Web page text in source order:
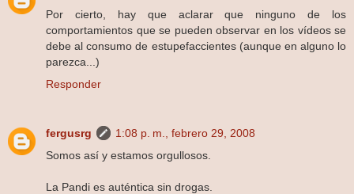
Por cierto, hay que aclarar que ninguno de los
comportamientos que se pueden observar en los vídeos se
debe al consumo de estupefaccientes (aunque en alguno lo
parezca...)
Responder
fergusrg
1:08 p. m., febrero 29, 2008
Somos así y estamos orgullosos.
La Pandi es auténtica sin drogas.